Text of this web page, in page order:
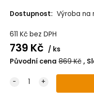
Dostupnost: Výroba na
611 Kč bez DPH
739 Kč
ks
Původní cena 869Kč